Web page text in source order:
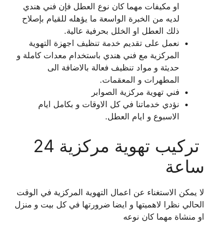
او مكيفات مهما كان نوع العطل فإن فني هندي
لديه من الخبرة الواسعة ما يؤهله للقيام بإصلاح
ذلك العطل او الخلل بحرفية عالية.
نعمل على تقديم خدمة تنظيف اجهزة التهوية
المركزية مع فني هندي باستخدام معدات كاملة و
حديثة و مواد تنظيف فعالة بالاضافة الى
المطهرات و المعقمات.
فني تهوية مركزية الصوابر
نؤدي خدماتنا في كل الاوقات و بكامل ايام
الاسبوع و ايام العطل.
تركيب تهوية مركزية 24
ساعة
لا يمكن الاستغناء عن اعمال التهوية المركزية في الوقت
الحالي نظرا لاهميتها و ايضا ضرورتها في كل بيت و منزل
او منشاة مهما كان نوعه